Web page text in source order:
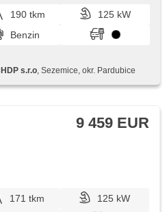
El. Spiegel, Wegfahrsperre,
Ledersitze,
El. einstellbare Sitze,
Autoradio,
190 tkm
125 kW
Benzin
s.r.o , Sezemice, okr. Pardubice
9 459 EUR
171 tkm
125 kW